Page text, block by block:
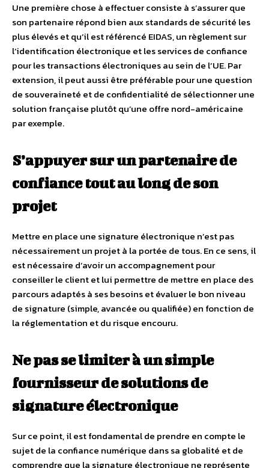
Une première chose à effectuer consiste à s’assurer que
son partenaire répond bien aux standards de sécurité les
plus élevés et qu’il est référencé EIDAS, un règlement sur
l’identification électronique et les services de confiance
pour les transactions électroniques au sein de l’UE. Par
extension, il peut aussi être préférable pour une question
de souveraineté et de confidentialité de sélectionner une
solution française plutôt qu’une offre nord-américaine
par exemple.
S’appuyer sur un partenaire de
confiance tout au long de son
projet
Mettre en place une signature électronique n’est pas
nécessairement un projet à la portée de tous. En ce sens, il
est nécessaire d’avoir un accompagnement pour
conseiller le client et lui permettre de mettre en place des
parcours adaptés à ses besoins et évaluer le bon niveau
de signature (simple, avancée ou qualifiée) en fonction de
la réglementation et du risque encouru.
Ne pas se limiter à un simple
fournisseur de solutions de
signature électronique
Sur ce point, il est fondamental de prendre en compte le
sujet de la confiance numérique dans sa globalité et de
comprendre que la signature électronique ne représente